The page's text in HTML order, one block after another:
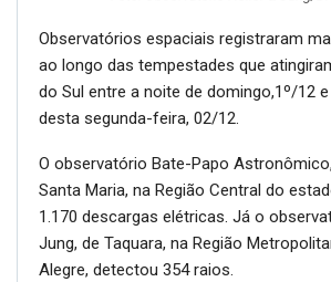
Observatórios espaciais registraram
ao longo das tempestades que
do Sul entre a noite de domingo,1º/12
desta segunda-feira, 02/12.
O observatório Bate-Papo
Santa Maria, na Região Central do
1.170 descargas elétricas. Já o
Jung, de Taquara, na Região
Alegre, detectou 354 raios.